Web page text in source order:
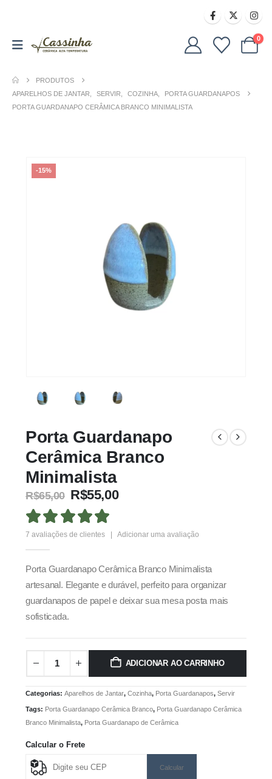
0
PRODUTOS
APARELHOS DE JANTAR
SERVIR COZINHA
PORTA GUARDANAPOS
PORTA GUARDANAPO CERÂMICA BRANCO MINIMALISTA
-15%
Porta Guardanapo
Cerâmica Branco
Minimalista
R$65,00 R$55,00
5.00out of 5
7 avaliações de clientes Adicionar uma avaliação
Porta Guardanapo Cerâmica Branco Minimalista
artesanal. Elegante e durável, perfeito para organizar
guardanapos de papel e deixar sua mesa posta mais
sofisticada.
ADICIONAR AO CARRINHO
Categorias: Aparelhos de Jantar, Cozinha, Porta Guardanapos, Servir
Tags: Porta Guardanapo Cerâmica Branco, Porta Guardanapo Cerâmica
Branco Minimalista, Porta Guardanapo de Cerâmica
Calcular o Frete
Calcular